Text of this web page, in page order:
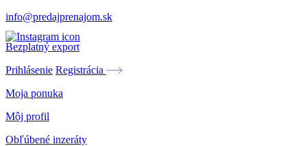
info@predajprenajom.sk
Bezplatný export
Prihlásenie Registrácia
Moja ponuka
Môj profil
Obľúbené inzeráty